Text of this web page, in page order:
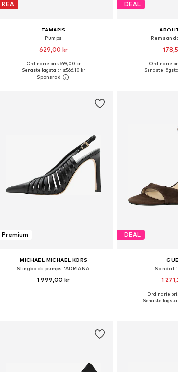
REA
TAMARIS
Pumps
629,00 kr
Tillgängliga storlekar: 36, 37, 38, 39, 40, 41
Lägg till i varukorgen
Ordinarie pris: 699,00 kr
Senaste lägsta pris:566,10 kr
DEAL
Tillgängliga
Ordinarie
Senaste
Premium
MICHAEL MICHAEL KORS
Slingback pumps 'ADRIANA'
1 999,00 kr
DEAL
Sandal
1
Tillgängliga storlekar:
Ordinarie
Senaste lägsta